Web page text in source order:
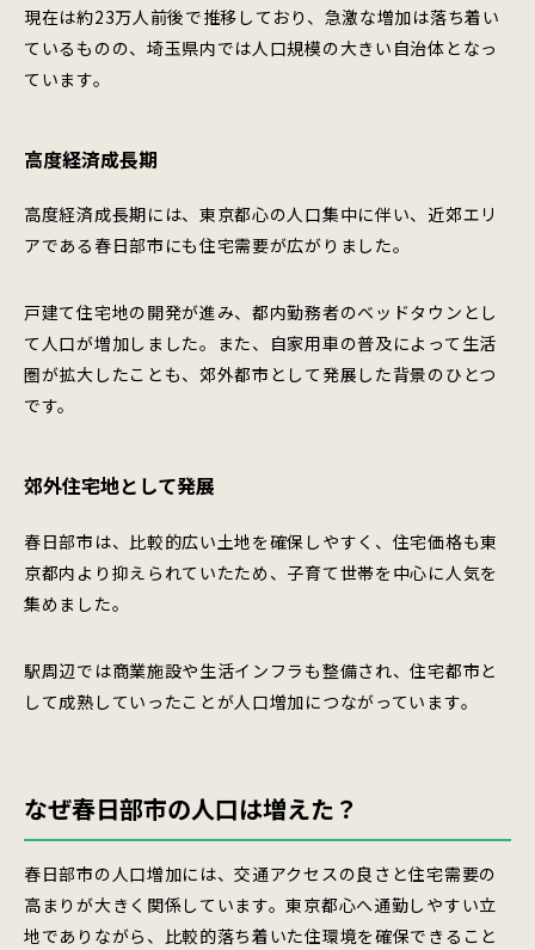
現在は約23万人前後で推移しており、急激な増加は落ち着い
ているものの、埼玉県内では人口規模の大きい自治体となっ
ています。
高度経済成長期
高度経済成長期には、東京都心の人口集中に伴い、近郊エリ
アである春日部市にも住宅需要が広がりました。
戸建て住宅地の開発が進み、都内勤務者のベッドタウンとし
て人口が増加しました。また、自家用車の普及によって生活
圏が拡大したことも、郊外都市として発展した背景のひとつ
です。
郊外住宅地として発展
春日部市は、比較的広い土地を確保しやすく、住宅価格も東
京都内より抑えられていたため、子育て世帯を中心に人気を
集めました。
駅周辺では商業施設や生活インフラも整備され、住宅都市と
して成熟していったことが人口増加につながっています。
なぜ春日部市の人口は増えた？
春日部市の人口増加には、交通アクセスの良さと住宅需要の
高まりが大きく関係しています。東京都心へ通勤しやすい立
地でありながら、比較的落ち着いた住環境を確保できること